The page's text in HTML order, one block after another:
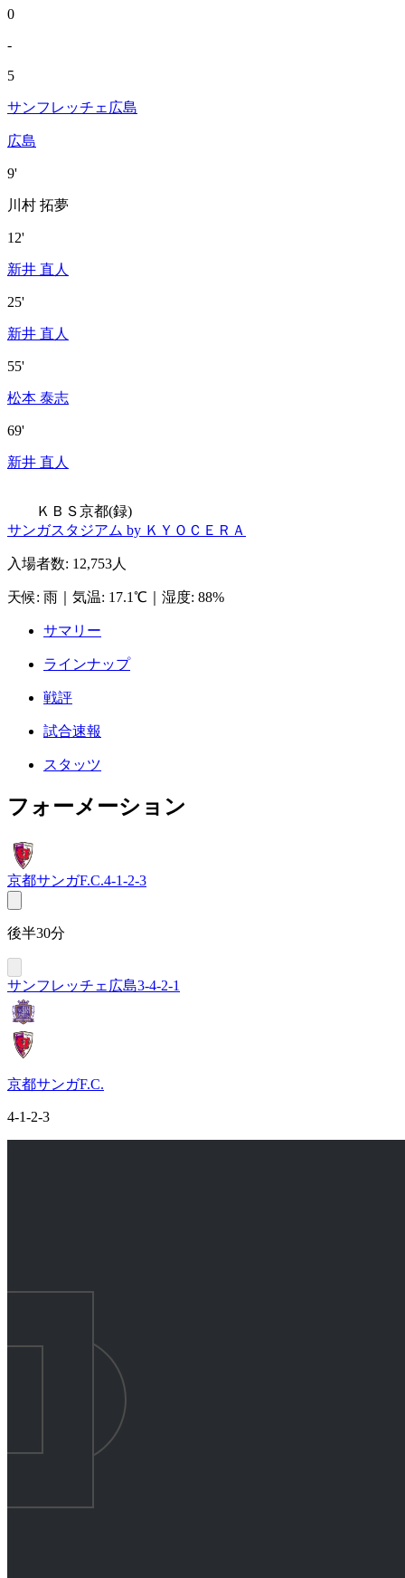
0
-
5
サンフレッチェ広島
広島
9'
川村 拓夢
12'
新井 直人
25'
新井 直人
55'
松本 泰志
69'
新井 直人
ＫＢＳ京都(録)
サンガスタジアム by ＫＹＯＣＥＲＡ
入場者数: 12,753人
天候: 雨 気温: 17.1℃ 湿度: 88%
サマリー
ラインナップ
戦評
試合速報
スタッツ
フォーメーション
京都サンガF.C.4-1-2-3
後半30分
サンフレッチェ広島3-4-2-1
京都サンガF.C.
4-1-2-3